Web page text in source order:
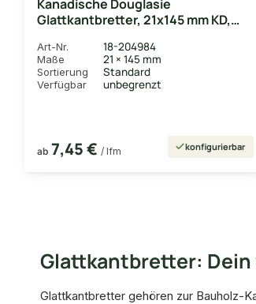
Kanadische Douglasie
Glattkantbretter, 21x145 mm KD,
Art-Nr. 18-204984
Maße 21 × 145 mm
Sortierung Standard
Verfügbar unbegrenzt
ab 7,45 € / lfm konfigurierbar
Glattkantbretter: Dein
Glattkantbretter gehören zur Bauholz-